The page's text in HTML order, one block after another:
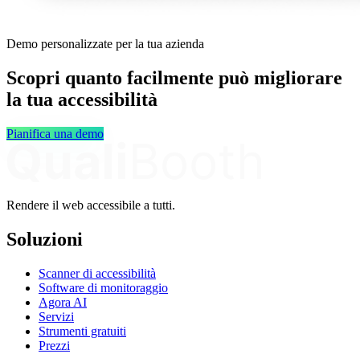
Demo personalizzate per la tua azienda
Scopri quanto facilmente può migliorare
la tua accessibilità
Pianifica una demo
Rendere il web accessibile a tutti.
Soluzioni
Scanner di accessibilità
Software di monitoraggio
Agora AI
Servizi
Strumenti gratuiti
Prezzi